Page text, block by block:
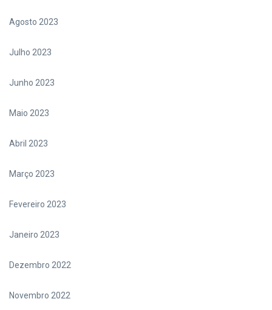
Agosto 2023
Julho 2023
Junho 2023
Maio 2023
Abril 2023
Março 2023
Fevereiro 2023
Janeiro 2023
Dezembro 2022
Novembro 2022